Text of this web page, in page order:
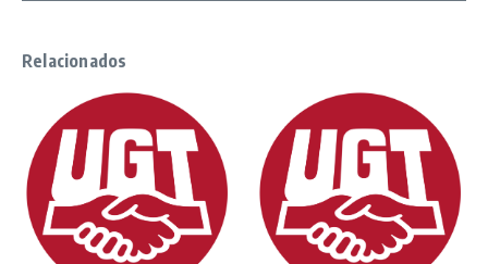
Relacionados